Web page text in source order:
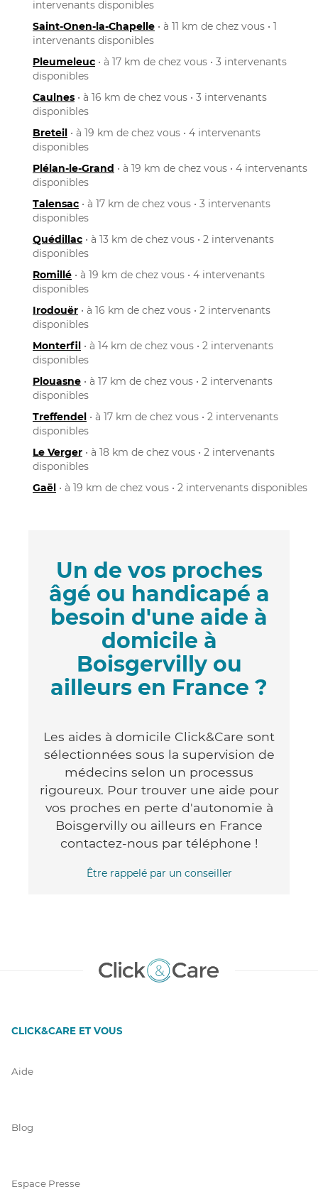
intervenants disponibles
Saint-Onen-la-Chapelle • à 11 km de chez vous • 1
intervenants disponibles
Pleumeleuc • à 17 km de chez vous • 3 intervenants
disponibles
Caulnes • à 16 km de chez vous • 3 intervenants
disponibles
Breteil • à 19 km de chez vous • 4 intervenants
disponibles
Plélan-le-Grand • à 19 km de chez vous • 4 intervenants
disponibles
Talensac • à 17 km de chez vous • 3 intervenants
disponibles
Quédillac • à 13 km de chez vous • 2 intervenants
disponibles
Romillé • à 19 km de chez vous • 4 intervenants
disponibles
Irodouër • à 16 km de chez vous • 2 intervenants
disponibles
Monterfil • à 14 km de chez vous • 2 intervenants
disponibles
Plouasne • à 17 km de chez vous • 2 intervenants
disponibles
Treffendel • à 17 km de chez vous • 2 intervenants
disponibles
Le Verger • à 18 km de chez vous • 2 intervenants
disponibles
Gaël • à 19 km de chez vous • 2 intervenants disponibles
Un de vos proches
âgé ou handicapé a
besoin d'une aide à
domicile à
Boisgervilly ou
ailleurs en France ?
Les aides à domicile Click&Care sont
sélectionnées sous la supervision de
médecins selon un processus
rigoureux. Pour trouver une aide pour
vos proches en perte d'autonomie à
Boisgervilly ou ailleurs en France
contactez-nous par téléphone !
Être rappelé par un conseiller
CLICK&CARE ET VOUS
Aide
Blog
Espace Presse